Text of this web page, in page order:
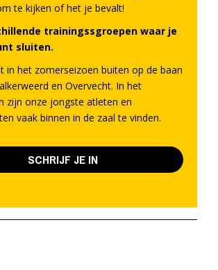
te kijken of het je bevalt!
trainingssgroepen waar je
sluiten.
in het zomerseizoen buiten op de baan
en Overvecht. In het
zijn onze jongste atleten en
vaak binnen in de zaal te vinden.
SCHRIJF JE IN